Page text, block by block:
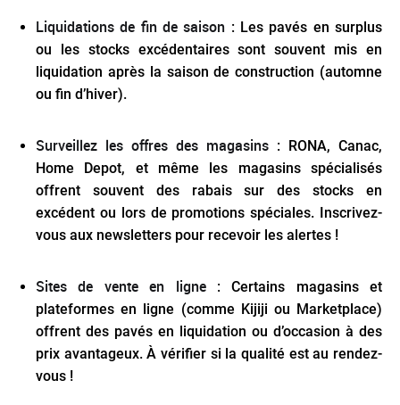
Liquidations de fin de saison : Les pavés en surplus
ou les stocks excédentaires sont souvent mis en
liquidation après la saison de construction (automne
ou fin d’hiver).
Surveillez les offres des magasins : RONA, Canac,
Home Depot, et même les magasins spécialisés
offrent souvent des rabais sur des stocks en
excédent ou lors de promotions spéciales. Inscrivez-
vous aux newsletters pour recevoir les alertes !
Sites de vente en ligne: Certains magasins et
plateformes en ligne (comme Kijiji ou Marketplace)
offrent des pavés en liquidation ou d’occasion à des
prix avantageux. À vérifier si la qualité est au rendez-
vous !